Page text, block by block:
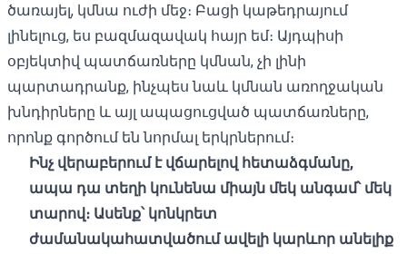
ծառայել, կմնա ուժի մեջ։ Բացի կաթեդրայում
լինելուց, ես բազմազավակ հայր եմ։ Այդպիսի
օբյեկտիվ պատճառները կմնան, չի լինի
պարտադրանք, ինչպես նաև կմնան առողջական
խնդիրները և այլ ապացուցված պատճառները,
որոնք գործում են նորմալ երկրներում։
Ինչ վերաբերում է վճարելով հետաձգմանը,
ապա դա տեղի կունենա միայն մեկ անգամ՝ մեկ
տարով։ Ասենք՝ կոնկրետ
ժամանակահատվածում ավելի կարևոր անելիք